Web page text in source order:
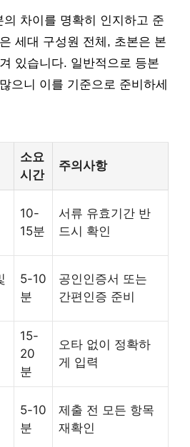
차이를 명확히 인지하고 준
세대 구성원 전체, 초본은 본
있습니다. 일반적으로 등본
으니 이를 기준으로 준비하세
소요
시간
주의사항
10-
15분
서류 유효기간 반
드시 확인
5-10
분
공인인증서 또는
간편인증 준비
15-
20
분
오타 없이 정확하
게 입력
5-10
분
제출 전 모든 항목
재확인